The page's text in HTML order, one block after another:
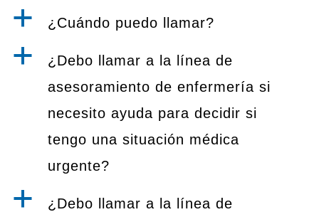
a ¿Cuándo puedo llamar?
a
¿Debo llamar a la línea de
asesoramiento de enfermería si
necesito ayuda para decidir si
tengo una situación médica
urgente?
a
¿Debo llamar a la línea de